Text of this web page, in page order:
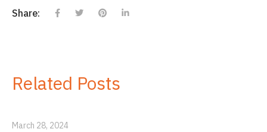
Share:
Related Posts
March 28, 2024